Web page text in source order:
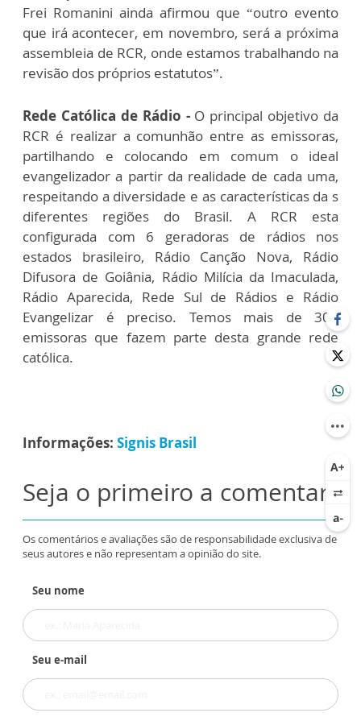
Frei Romanini ainda afirmou que “outro evento
que irá acontecer, em novembro, será a próxima
assembleia de RCR, onde estamos trabalhando na
revisão dos próprios estatutos”.
Rede Católica de Rádio - O principal objetivo da
RCR é realizar a comunhão entre as emissoras,
partilhando e colocando em comum o ideal
evangelizador a partir da realidade de cada uma,
respeitando a diversidade e as características da s
diferentes regiões do Brasil. A RCR esta
configurada com 6 geradoras de rádios nos
estados brasileiro, Rádio Canção Nova, Rádio
Difusora de Goiânia, Rádio Milícia da Imaculada,
Rádio Aparecida, Rede Sul de Rádios e Rádio
Evangelizar é preciso. Temos mais de 300
emissoras que fazem parte desta grande rede
católica.
Informações: Signis Brasil
Seja o primeiro a comentar
Os comentários e avaliações são de responsabilidade exclusiva de
seus autores e não representam a opinião do site.
Seu nome
Seu e-mail